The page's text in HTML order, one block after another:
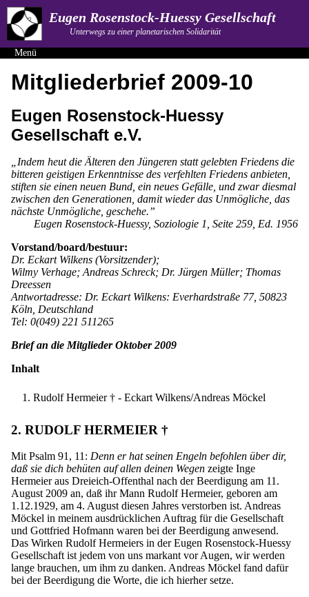
Eugen Rosenstock-Huessy Gesellschaft
Unterwegs zu einer planetarischen Solidarität
Menü
Mitgliederbrief 2009-10
Eugen Rosenstock-Huessy
Gesellschaft e.V.
„Indem heut die Älteren den Jüngeren statt gelebten Friedens die
bitteren geistigen Erkenntnisse des verfehlten Friedens anbieten,
stiften sie einen neuen Bund, ein neues Gefälle, und zwar diesmal
zwischen den Generationen, damit wieder das Unmögliche, das
nächste Unmögliche, geschehe.”
Eugen Rosenstock-Huessy, Soziologie 1, Seite 259, Ed. 1956
Vorstand/board/bestuur:
Dr. Eckart Wilkens (Vorsitzender);
Wilmy Verhage; Andreas Schreck; Dr. Jürgen Müller; Thomas
Dreessen
Antwortadresse: Dr. Eckart Wilkens: Everhardstraße 77, 50823
Köln, Deutschland
Tel: 0(049) 221 511265
Brief an die Mitglieder Oktober 2009
Inhalt
Rudolf Hermeier † - Eckart Wilkens/Andreas Möckel
2. RUDOLF HERMEIER †
Mit Psalm 91, 11: Denn er hat seinen Engeln befohlen über dir,
daß sie dich behüten auf allen deinen Wegen zeigte Inge
Hermeier aus Dreieich-Offenthal nach der Beerdigung am 11.
August 2009 an, daß ihr Mann Rudolf Hermeier, geboren am
1.12.1929, am 4. August diesen Jahres verstorben ist. Andreas
Möckel in meinem ausdrücklichen Auftrag für die Gesellschaft
und Gottfried Hofmann waren bei der Beerdigung anwesend.
Das Wirken Rudolf Hermeiers in der Eugen Rosenstock-Huessy
Gesellschaft ist jedem von uns markant vor Augen, wir werden
lange brauchen, um ihm zu danken. Andreas Möckel fand dafür
bei der Beerdigung die Worte, die ich hierher setze.